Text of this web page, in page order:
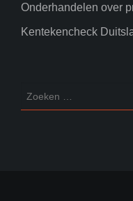
Onderhandelen over
Kentekencheck